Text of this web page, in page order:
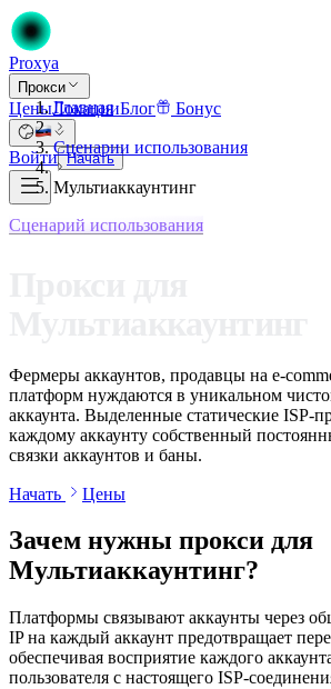
Proxya
Прокси
ЦеныЛокацииБлог Бонус
Войти Начать
Главная
Сценарии использования
Мультиаккаунтинг
Сценарий использования
Фермеры аккаунтов, продавцы на e-
платформ нуждаются в уникальном
аккаунта. Выделенные статические ISP-
каждому аккаунту собственный
связки аккаунтов и баны.
Начать Цены
Зачем нужны прокси для
Мультиаккаунтинг?
Платформы связывают аккаунты через
IP на каждый аккаунт предотвращает
обеспечивая восприятие каждого
пользователя с настоящего ISP-